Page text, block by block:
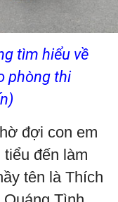
tìm hiểu về
phòng thi
đợi con em
đến làm
tên là Thích